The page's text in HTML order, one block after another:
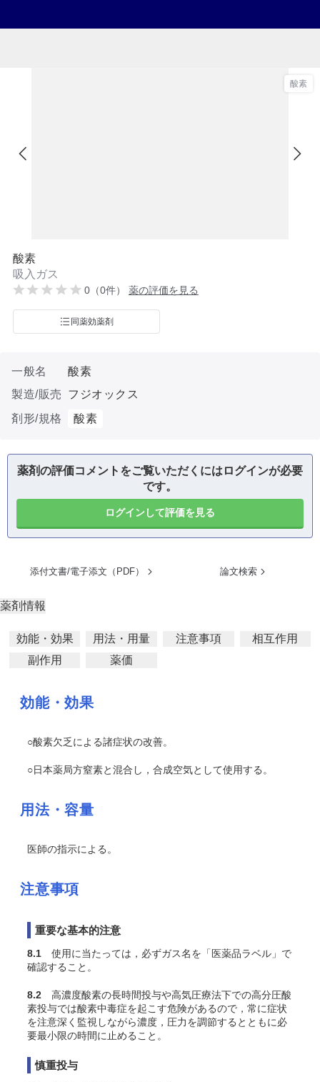
酸素
酸素
吸入ガス
0（0件） 薬の評価を見る
同薬効薬剤
一般名
酸素
製造/販売
フジオックス
剤形/規格
酸素
薬剤の評価コメントをご覧いただくにはログインが必要
です。
ログインして評価を見る
添付文書/電子添文（PDF） 論文検索
薬剤情報
効能・効果 用法・用量 注意事項
相互作用
副作用
薬価
効能・効果
○酸素欠乏による諸症状の改善。
○日本薬局方窒素と混合し，合成空気として使用する。
用法・容量
医師の指示による。
注意事項
重要な基本的注意
8.1 使用に当たっては，必ずガス名を「医薬品ラベル」で
確認すること。
8.2 高濃度酸素の長時間投与や高気圧療法下での高分圧酸
素投与では酸素中毒症を起こす危険があるので，常に症状
を注意深く監視しながら濃度，圧力を調節するとともに必
要最小限の時間に止めること。
慎重投与